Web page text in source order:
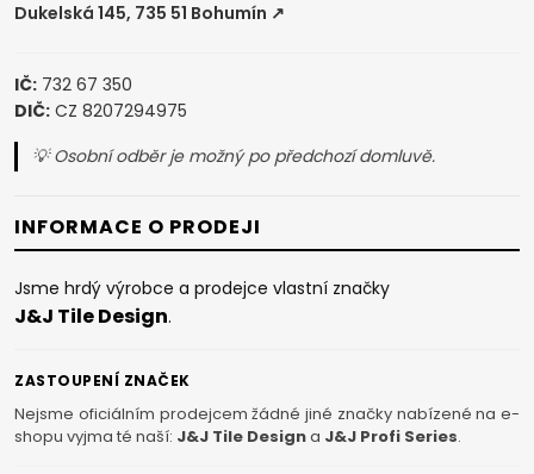
Dukelská 145, 735 51 Bohumín ↗
IČ: 732 67 350
DIČ: CZ 8207294975
💡 Osobní odběr je možný po předchozí domluvě.
INFORMACE O PRODEJI
Jsme hrdý výrobce a prodejce vlastní značky
J&J Tile Design.
ZASTOUPENÍ ZNAČEK
Nejsme oficiálním prodejcem žádné jiné značky nabízené na e-
shopu vyjma té naší: J&J Tile Designa J&J Profi Series.